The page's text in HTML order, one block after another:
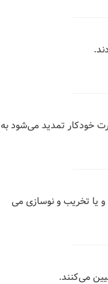
اجاره‌نامه‌ها به صورت خودکار تمدید می‌شود به
و یا تخریب و نوسازی می
می‌کنند.